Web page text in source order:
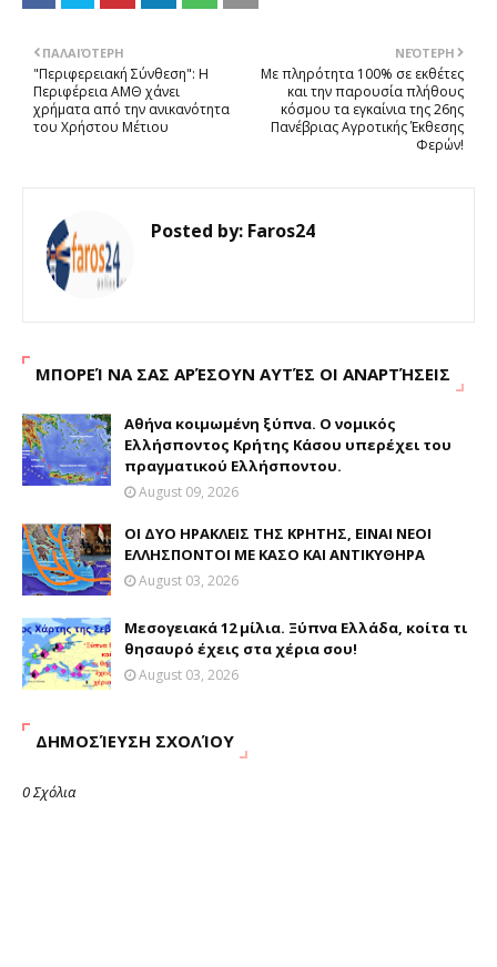
ΝΕΌΤΕΡΗ
Με πληρότητα 100% σε εκθέτες
και την παρουσία πλήθους
κόσμου τα εγκαίνια της 26ης
Πανέβριας Αγροτικής Έκθεσης
Φερών!
ΠΑΛΑΙΌΤΕΡΗ
"Περιφερειακή Σύνθεση": Η
Περιφέρεια ΑΜΘ χάνει
χρήματα από την ανικανότητα
του Χρήστου Μέτιου
Posted by: Faros24
ΜΠΟΡΕΊ ΝΑ ΣΑΣ ΑΡΈΣΟΥΝ ΑΥΤΈΣ ΟΙ ΑΝΑΡΤΉΣΕΙΣ
Αθήνα κοιμωμένη ξύπνα. Ο νομικός
Ελλήσποντος Κρήτης Κάσου υπερέχει του
πραγματικού Ελλήσποντου.
August 09, 2026
ΟΙ ΔΥΟ ΗΡΑΚΛΕΙΣ ΤΗΣ ΚΡΗΤΗΣ, ΕΙΝΑΙ ΝΕΟΙ
ΕΛΛΗΣΠΟΝΤΟΙ ΜΕ ΚΑΣΟ ΚΑΙ ΑΝΤΙΚΥΘΗΡΑ
August 03, 2026
Μεσογειακά 12 μίλια. Ξύπνα Ελλάδα, κοίτα τι
θησαυρό έχεις στα χέρια σου!
August 03, 2026
ΔΗΜΟΣΊΕΥΣΗ ΣΧΟΛΊΟΥ
0 Σχόλια